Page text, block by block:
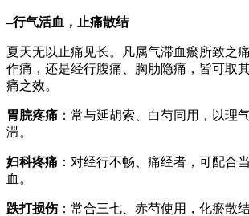
–行气活血，止痛散结
夏天无以止痛见长。凡属气滞血瘀所致之
作痛，还是经行腹痛、胸肋隐痛，皆可取
痛之效。
胃脘疼痛 ：常与延胡索、白芍同用，以理
滞。
妇科疼痛 ：对经行不畅、痛经者，可配合
血。
跌打损伤：常合三七、赤芍使用，化瘀散